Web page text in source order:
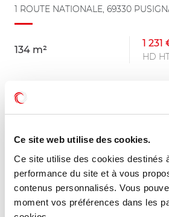
Ce site web utilise des cookies.
Ce site utilise des cookies destinés
performance du site et à vous
contenus personnalisés. Vous
moment vos préférences dans les
1 ROUTE NATIONALE, 69330
134 m²
1 231
HD